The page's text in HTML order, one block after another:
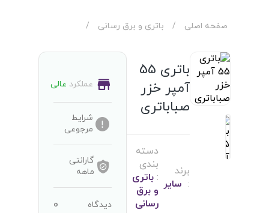
صفحه اصلی / باتری و برق رسانی /
باتری 55
آمپر خزر
صباباتری
برند
: سایر
دسته
بندی
: باتری
و برق
رسانی
عملکرد عالی
شرایط
مرجوعی
گارانتی
ماهه
دیدگاه 0